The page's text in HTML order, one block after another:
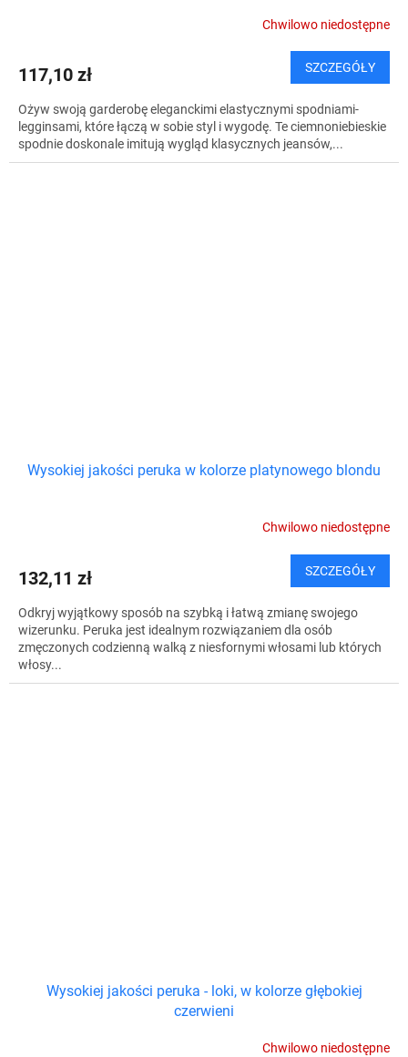
Chwilowo niedostępne
117,10 zł SZCZEGÓŁY
Ożyw swoją garderobę eleganckimi elastycznymi spodniami-
legginsami, które łączą w sobie styl i wygodę. Te ciemnoniebieskie
spodnie doskonale imitują wygląd klasycznych jeansów,...
Wysokiej jakości peruka w kolorze platynowego blondu
Chwilowo niedostępne
132,11 zł SZCZEGÓŁY
Odkryj wyjątkowy sposób na szybką i łatwą zmianę swojego
wizerunku. Peruka jest idealnym rozwiązaniem dla osób
zmęczonych codzienną walką z niesfornymi włosami lub których
włosy...
Wysokiej jakości peruka - loki, w kolorze głębokiej
czerwieni
Chwilowo niedostępne